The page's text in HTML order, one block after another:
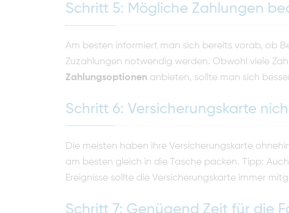
Schritt 5: Mögliche Zahlungen
Am besten informiert man sich bereits vorab, ob
Zuzahlungen notwendig werden. Obwohl viele
Zahlungsoptionen anbieten, sollte man sich
Schritt 6: Versicherungskarte
Die meisten haben ihre Versicherungskarte
am besten gleich in die Tasche packen. Tipp:
Ereignisse sollte die Versicherungskarte immer
Schritt 7: Genügend Zeit für die